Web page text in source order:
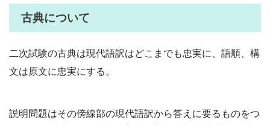
古典について
二次試験の古典は現代語訳はどこまでも忠実に、語順、構
文は原文に忠実にする。
説明問題はその傍線部の現代語訳から答えに要るものをつ